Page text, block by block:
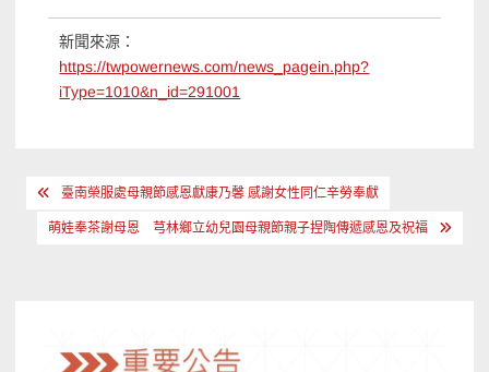
新聞來源：
https://twpowernews.com/news_pagein.php?
iType=1010&n_id=291001
文 臺南榮服處母親節感恩獻康乃馨 感謝女性同仁辛勞奉獻
萌娃奉茶謝母恩 芎林鄉立幼兒園母親節親子捏陶傳遞感恩及祝福